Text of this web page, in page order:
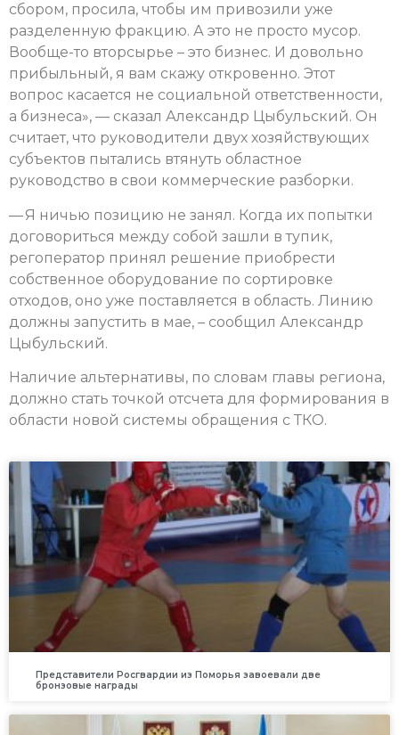
сбором, просила, чтобы им привозили уже
разделенную фракцию. А это не просто мусор.
Вообще-то вторсырье – это бизнес. И довольно
прибыльный, я вам скажу откровенно. Этот
вопрос касается не социальной ответственности,
а бизнеса», — сказал Александр Цыбульский. Он
считает, что руководители двух хозяйствующих
субъектов пытались втянуть областное
руководство в свои коммерческие разборки.
— Я ничью позицию не занял. Когда их попытки
договориться между собой зашли в тупик,
регоператор принял решение приобрести
собственное оборудование по сортировке
отходов, оно уже поставляется в область. Линию
должны запустить в мае, – сообщил Александр
Цыбульский.
Наличие альтернативы, по словам главы региона,
должно стать точкой отсчета для формирования в
области новой системы обращения с ТКО.
Представители Росгвардии из Поморья завоевали две
бронзовые награды